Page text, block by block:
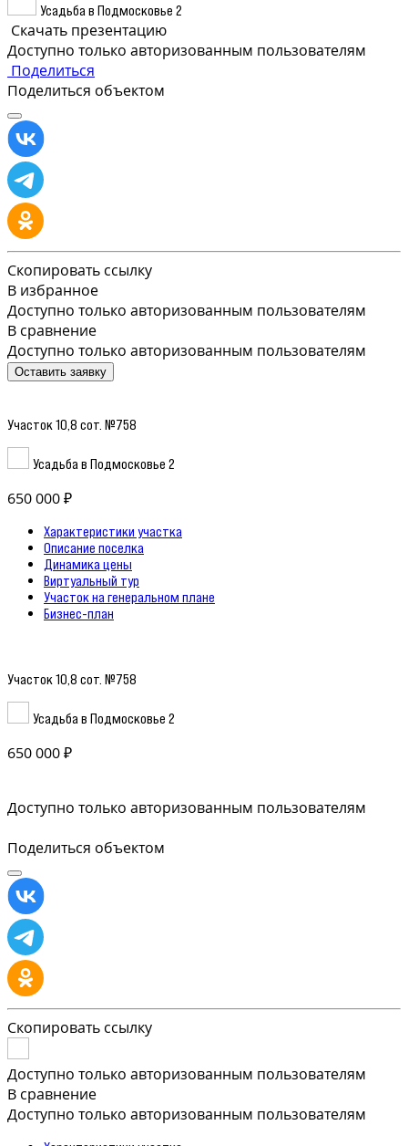
Усадьба в Подмосковье 2
Скачать презентацию
Доступно только авторизованным пользователям
Поделиться
Поделиться объектом
Скопировать ссылку
В избранное
Доступно только авторизованным пользователям
В сравнение
Доступно только авторизованным пользователям
Оставить заявку
Участок 10,8 сот. №758
Усадьба в Подмосковье 2
650 000 ₽
Характеристики участка
Описание поселка
Динамика цены
Виртуальный тур
Участок на генеральном плане
Бизнес-план
Участок 10,8 сот. №758
Усадьба в Подмосковье 2
650 000 ₽
Доступно только авторизованным пользователям
Поделиться объектом
Скопировать ссылку
Доступно только авторизованным пользователям
В сравнение
Доступно только авторизованным пользователям